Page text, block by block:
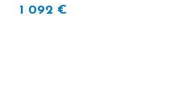
1 092 €